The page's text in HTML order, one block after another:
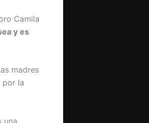
Camila
y es
madres
por la
una